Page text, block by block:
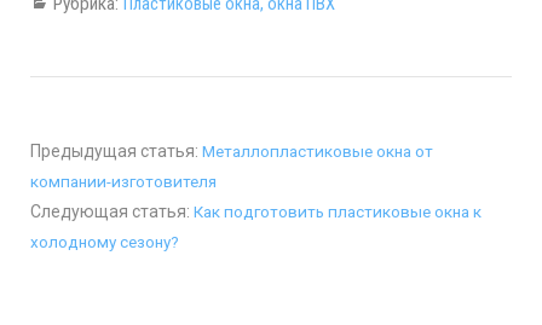
Предыдущая статья: Металлопластиковые окна от
компании-изготовителя
Следующая статья: Как подготовить пластиковые окна к
холодному сезону?